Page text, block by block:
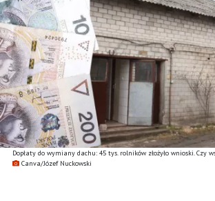
Dopłaty do wymiany dachu: 45 tys. rolników złożyło wnioski. Czy
Canva/Józef Nuckowski